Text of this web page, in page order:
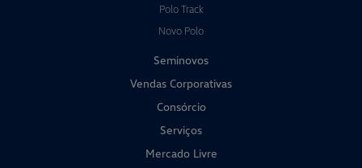
Polo Track
Novo Polo
Seminovos
Vendas Corporativas
Consórcio
Serviços
Mercado Livre